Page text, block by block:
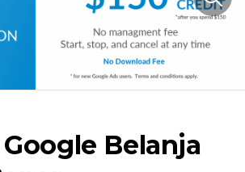
Belanja